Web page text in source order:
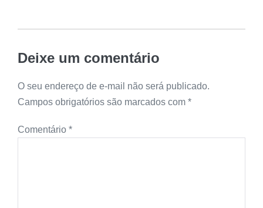
Deixe um comentário
O seu endereço de e-mail não será publicado.
Campos obrigatórios são marcados com *
Comentário *